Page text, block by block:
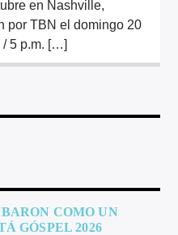
en Nashville,
por TBN el domingo 20
/ 5 p.m. […]
COMO UN
GÓSPEL 2026